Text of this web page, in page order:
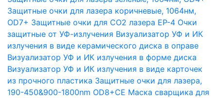
Защитные очки для лазера коричневые, 1064нм,
OD7+ Защитные очки для CO2 лазера EP-4 Очки
защитные от УФ-излучения Визуализатор УФ и ИК
излучения в виде керамического диска в оправе
Визуализатор УФ и ИК излучения в форме диска
Визуализатор УФ и ИК излучения в виде карточек
из прочного пластика Защитные очки для лазера,
190-450&900-1800nm OD8+CE Маска сварщика для